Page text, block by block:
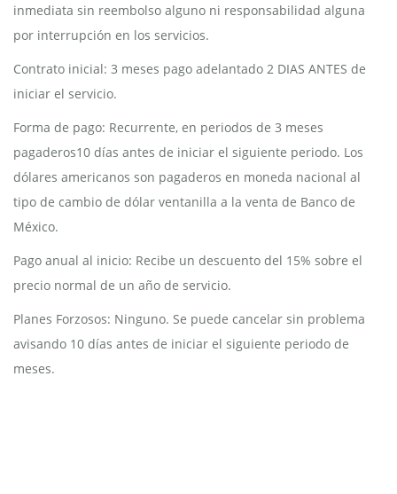
inmediata sin reembolso alguno ni responsabilidad alguna
por interrupción en los servicios.
Contrato inicial: 3 meses pago adelantado 2 DIAS ANTES de
iniciar el servicio.
Forma de pago: Recurrente, en periodos de 3 meses
pagaderos10 días antes de iniciar el siguiente periodo. Los
dólares americanos son pagaderos en moneda nacional al
tipo de cambio de dólar ventanilla a la venta de Banco de
México.
Pago anual al inicio: Recibe un descuento del 15% sobre el
precio normal de un año de servicio.
Planes Forzosos: Ninguno. Se puede cancelar sin problema
avisando 10 días antes de iniciar el siguiente periodo de
meses.